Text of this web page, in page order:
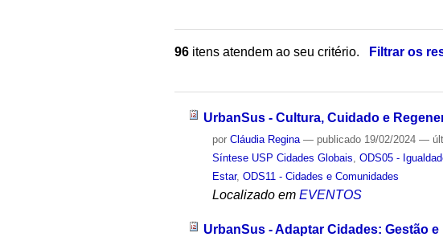
96 itens atendem ao seu critério.
Filtrar os
UrbanSus - Cultura, Cuidado e
porCláudia Regina — publicado 19/02/2024—
Síntese USP Cidades Globais ,ODS05 -
Estar,ODS11 - Cidades e Comunidades
Localizado em EVENTOS
UrbanSus - Adaptar Cidades: Gestão